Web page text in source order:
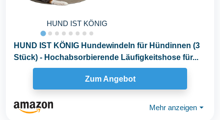
HUND IST KÖNIG
HUND IST KÖNIG Hundewindeln für Hündinnen (3
Stück) - Hochabsorbierende Läufigkeitshose für...
Zum Angebot
Mehr anzeigen ⏷